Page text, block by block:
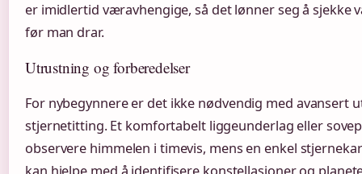
er imidlertid væravhengige, så det lønner seg å sjekke
før man drar.
Utrustning og forberedelser
For nybegynnere er det ikke nødvendig med avansert
stjernetitting. Et komfortabelt liggeunderlag eller
observere himmelen i timevis, mens en enkel